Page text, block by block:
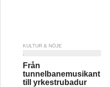
KULTUR & NÖJE
Från
tunnelbanemusikant
till yrkestrubadur